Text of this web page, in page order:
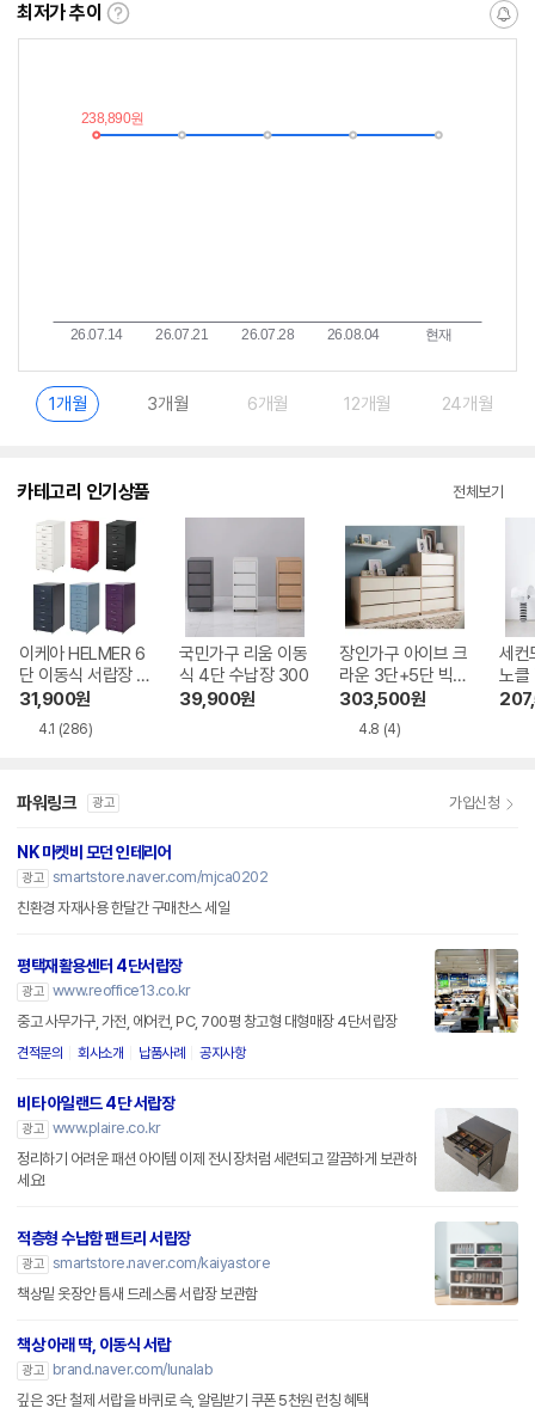
최저가 추이
최
이
란?
알
1개월 3개월 6개월 12개월 24개월
카테고리 인기상품 전체보기
이케아 HELMER 6
단 이동식 서랍장 2
80
31,900원
4.1 (286)
국민가구 리움 이동
식 4단 수납장 300
39,900원
장인가구 아이브 크
라운 3단+5단 빅와
이드 서랍장세트A
2200
303,500원
4.8 (4)
세컨
노클
5단
파워링크 광고 가입신청
NK 마켓비 모던 인테리어
광고 smartstore.naver.com/mjca0202
친환경 자재사용 한달간 구매찬스 세일
평택재활용센터 4단서랍장
광고 www.reoffice13.co.kr
중고 사무가구, 가전, 에어컨, PC, 700평 창고형 대형매장 4단서랍장
견적문의 회사소개 납품사례 공지사항
비타 아일랜드 4단 서랍장
광고 www.plaire.co.kr
정리하기 어려운 패션 아이템 이제 전시장처럼 세련되고 깔끔하게 보관하
세요!
적층형 수납함 팬트리 서랍장
광고 smartstore.naver.com/kaiyastore
책상밑 옷장안 틈새 드레스룸 서랍장 보관함
책상 아래 딱, 이동식 서랍
광고
brand.naver.com/lunalab
깊은 3단 철제 서랍을 바퀴로 슥, 알림받기 쿠폰 5천원 런칭 혜택